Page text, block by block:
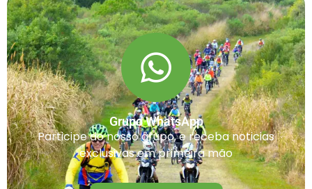
Grupo WhatsApp
Participe do nosso grupo, e receba noticias
exclusivas em primeira mão